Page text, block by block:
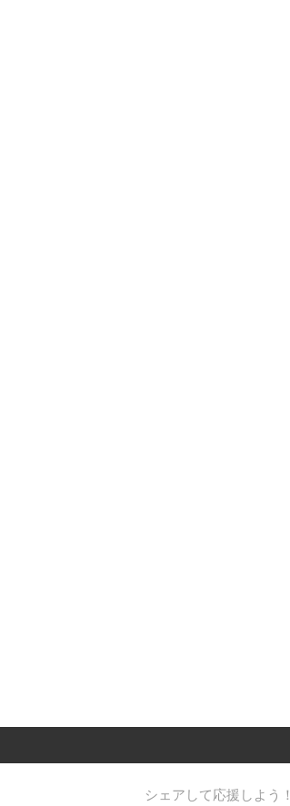
シェアして応援しよう！